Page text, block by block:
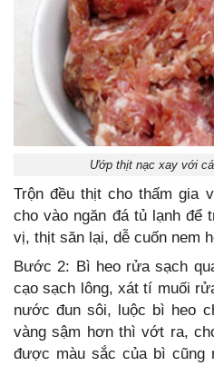
Ướp thịt nạc xay với
Trộn đều thịt cho thấm gia
cho vào ngăn đá tủ lạnh để
vị, thịt săn lại, dễ cuốn nem
Bước 2: Bì heo rửa sạch
cạo sạch lông, xát tí muối
nước đun sôi, luộc bì heo
vàng sậm hơn thì vớt ra,
được màu sắc của bì cũng